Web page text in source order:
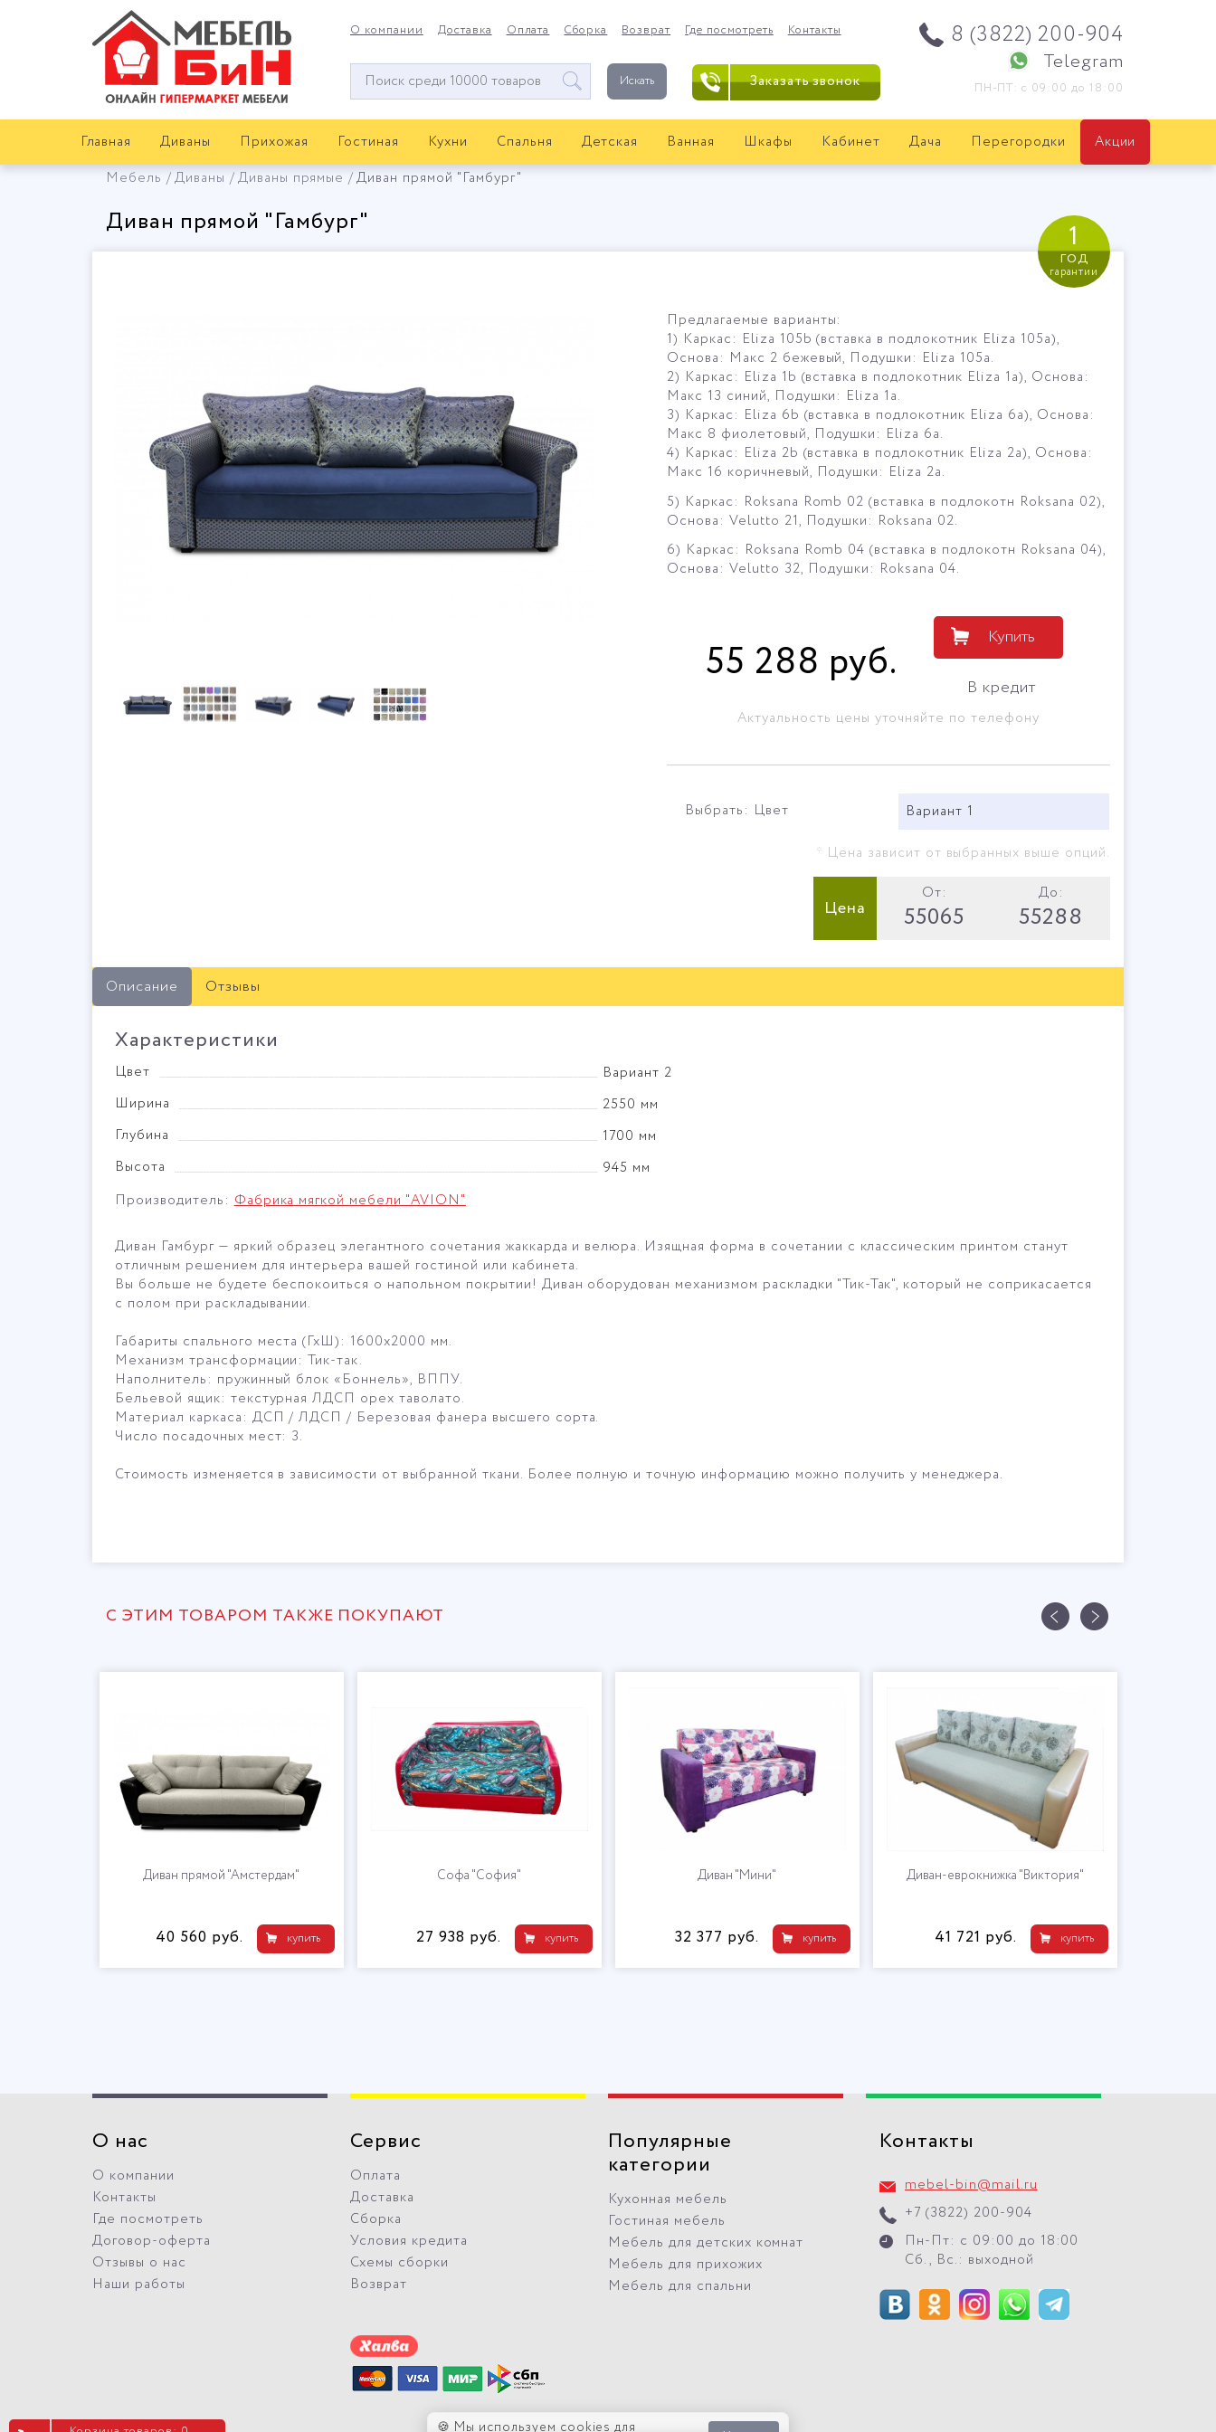
О компании Доставка Оплата Сборка Возврат Где посмотреть Контакты
Окно
поиска
Искать
8 (3822) 200-904
Telegram
ПН-ПТ: с 09:00 до 18:00
Заказать звонок
Главная Диваны Прихожая Гостиная Кухни Спальня Детская Ванная Шкафы Кабинет Дача Перегородки
Акции
Мебель
Диваны Диваны прямые Диван прямой "Гамбург"
Диван прямой "Гамбург" 1
год
гарантии
Предлагаемые варианты:
1) Каркас: Eliza 105b (вставка в подлокотник Eliza 105a),
Основа: Макс 2 бежевый, Подушки: Eliza 105a.
2) Каркас: Eliza 1b (вставка в подлокотник Eliza 1а), Основа:
Макс 13 синий, Подушки: Eliza 1а.
3) Каркас: Eliza 6b (вставка в подлокотник Eliza 6a), Основа:
Макс 8 фиолетовый, Подушки: Eliza 6a.
4) Каркас: Eliza 2b (вставка в подлокотник Eliza 2a), Основа:
Макс 16 коричневый, Подушки: Eliza 2a.
5) Каркас: Roksana Romb 02 (вставка в подлокотн Roksana 02),
Основа: Velutto 21, Подушки: Roksana 02.
6) Каркас: Roksana Romb 04 (вставка в подлокотн Roksana 04),
Основа: Velutto 32, Подушки: Roksana 04.
55 288 руб. Купить
В кредит
Актуальность цены уточняйте по телефону
Выбрать: Цвет Вариант 1
* Цена зависит от выбранных выше опций.
Цена
От:
55065
До:
55288
Описание Отзывы
Характеристики
Цвет
Вариант 2
Ширина
2550 мм
Глубина
1700 мм
Высота
945 мм
Производитель:Фабрика мягкой мебели "AVION"
Диван Гамбург — яркий образец элегантного сочетания жаккарда и велюра. Изящная форма в сочетании с классическим принтом станут
отличным решением для интерьера вашей гостиной или кабинета.
Вы больше не будете беспокоиться о напольном покрытии! Диван оборудован механизмом раскладки "Тик-Так", который не соприкасается
с полом при раскладывании.
Габариты спального места (ГхШ): 1600х2000 мм.
Механизм трансформации: Тик-так.
Наполнитель: пружинный блок «Боннель», ВППУ.
Бельевой ящик: текстурная ЛДСП орех таволато.
Материал каркаса: ДСП / ЛДСП / Березовая фанера высшего сорта.
Число посадочных мест: 3.
Стоимость изменяется в зависимости от выбранной ткани. Более полную и точную информацию можно получить у менеджера.
С ЭТИМ ТОВАРОМ ТАКЖЕ ПОКУПАЮТ
Диван прямой "Амстердам"
купить
40 560 руб.
Софа "София"
купить
27 938 руб.
Диван "Мини"
купить
32 377 руб.
Диван-еврокнижка "Виктория"
купить
41 721 руб.
О нас
О компании
Контакты
Где посмотреть
Договор-оферта
Отзывы о нас
Наши работы
Сервис
Оплата
Доставка
Сборка
Условия кредита
Схемы сборки
Возврат
Популярные
категории
Кухонная мебель
Гостиная мебель
Мебель для детских комнат
Мебель для прихожих
Мебель для спальни
Контакты
mebel-bin@mail.ru
+7 (3822) 200-904
Пн-Пт: с 09:00 до 18:00
Сб., Вс.: выходной
🍪 Мы используем cookies для